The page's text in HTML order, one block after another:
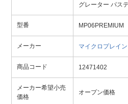
グレーター パス
型番 MP06PREMIUM
メーカー マイクロプレイ
商品コード 12471402
メーカー希望小売
価格
オープン価格